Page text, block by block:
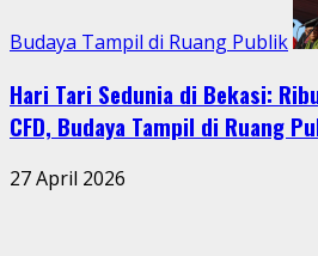
Budaya Tampil di Ruang Publik
Hari Tari Sedunia di Bekasi:
CFD, Budaya Tampil di Ruang
27 April 2026